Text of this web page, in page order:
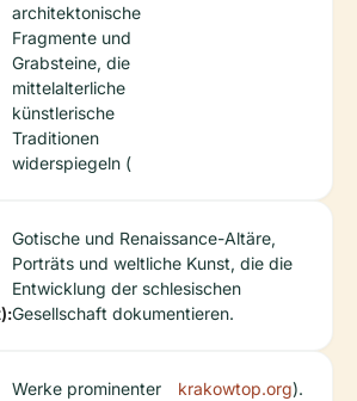
architektonische
Fragmente und
Grabsteine, die
mittelalterliche
künstlerische
Traditionen
widerspiegeln (
Gotische und Renaissance-Altäre,
Porträts und weltliche Kunst, die die
Entwicklung der schlesischen
Gesellschaft dokumentieren.
Werke prominenter
krakowtop.org).